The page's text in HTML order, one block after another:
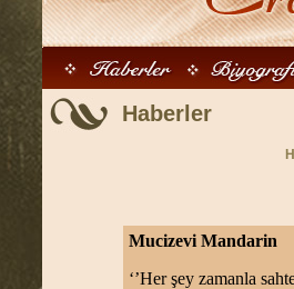
Haberler
Mucizevi Mandarin
‘’Her şey zamanla